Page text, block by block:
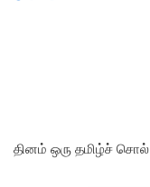
தினம் ஒரு தமிழ்ச் சொல்